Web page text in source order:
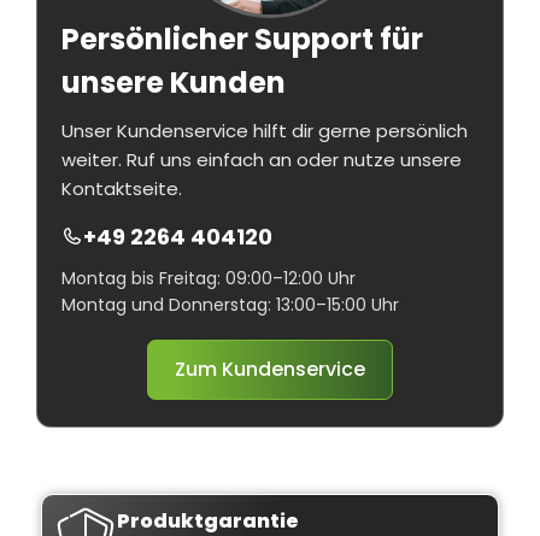
Persönlicher Support für
unsere Kunden
Unser Kundenservice hilft dir gerne persönlich
weiter. Ruf uns einfach an oder nutze unsere
Kontaktseite.
+49 2264 404120
Montag bis Freitag: 09:00–12:00 Uhr
Montag und Donnerstag: 13:00–15:00 Uhr
Zum Kundenservice
Produktgarantie